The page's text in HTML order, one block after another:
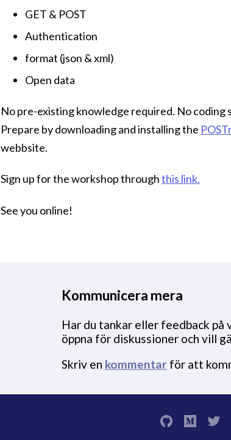
GET & POST
Authentication
format (json & xml)
Open data
No pre-existing knowledge required. No coding
Prepare by downloading and installing the
webbsite.
Sign up for the workshop throughthis link.
See you online!
Kommunicera mera
Har du tankar eller feedback på
öppna för diskussioner och vill
Skriv en kommentar för att